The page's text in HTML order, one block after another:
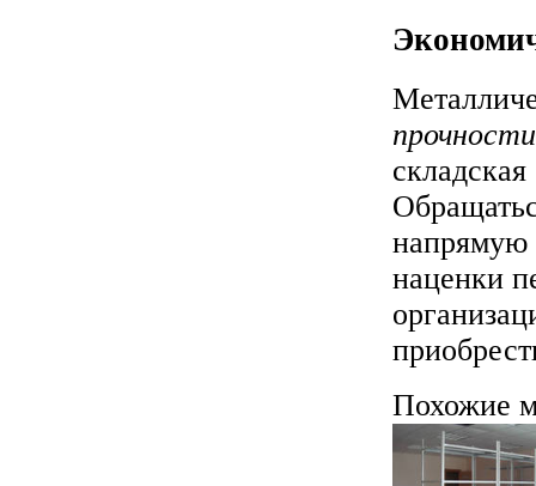
прочности
напрямую
наценки
Похожие